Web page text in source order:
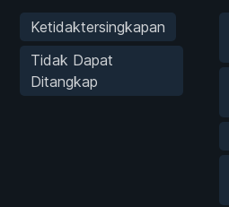
Ketidaktersingkapan
Tidak Dapat
Ditangkap